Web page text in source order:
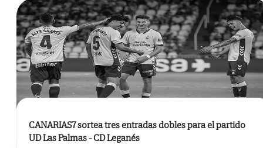
CANARIAS7 sortea tres entradas dobles para el partido
UD Las Palmas - CD Leganés